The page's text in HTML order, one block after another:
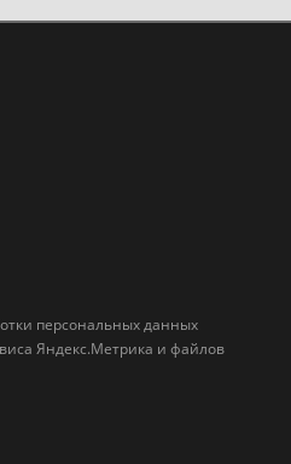
персональных данных
Яндекс.Метрика и файлов